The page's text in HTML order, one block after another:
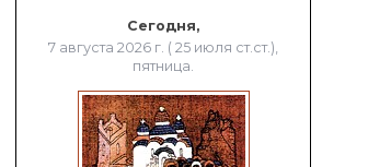
Сегодня,
7 августа 2026 г. ( 25 июля ст.ст.),
пятница.